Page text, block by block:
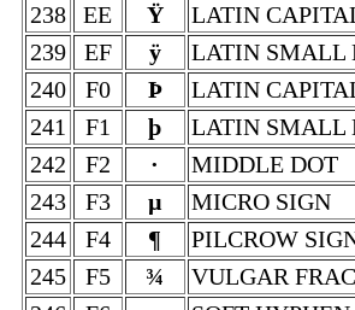
238
EE Ÿ
LATIN
239
EF ÿ
LATIN SMALL
240
F0 Þ
LATIN
241
F1 þ
LATIN SMALL
242
F2 ·
MIDDLE DOT
243
F3 µ
MICRO SIGN
244
F4 ¶
PILCROW
245
F5 ¾
VULGAR